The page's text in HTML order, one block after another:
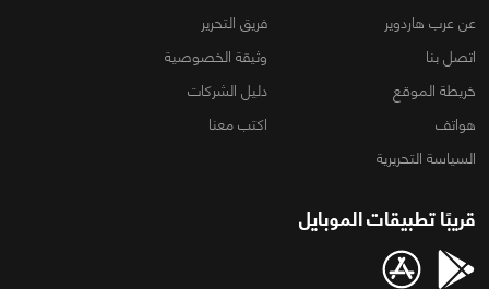
عن عرب هاردوير
فريق التحرير
اتصل بنا
وثيقة الخصوصية
خريطة الموقع
دليل الشركات
هواتف
اكتب معنا
السياسة التحريرية
قريبًا تطبيقات الموبايل